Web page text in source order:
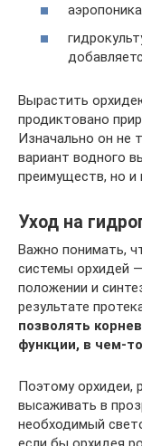
Вырастить
продиктовано
Изначально он не
вариант водного
преимуществ, но
Уход на
Важно понимать,
системы орхидей
положении и
результате
позволять
функции, в чем-
Поэтому орхидеи,
высаживать в
необходимый